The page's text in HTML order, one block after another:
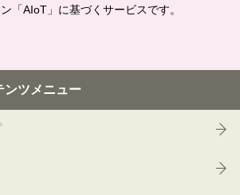
「AIoT」に基づくサービスです。
ンツメニュー